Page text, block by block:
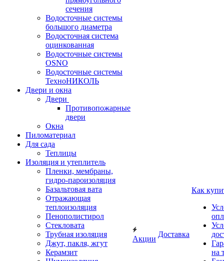
сечения
Водосточные системы
большого диаметра
Водосточная система
оцинкованная
Водосточные системы
OSNO
Водосточные системы
ТехноНИКОЛЬ
Двери и окна
Двери
Противопожарные
двери
Окна
Пиломатериал
Для сада
Теплицы
Изоляция и утеплитель
Пленки, мембраны,
гидро-пароизоляция
Базальтовая вата
Отражающая
теплоизоляция
Пенополистирол
Стекловата
Трубная изоляция
Джут, пакля, жгут
Керамзит
Акции
Доставка
Как
на